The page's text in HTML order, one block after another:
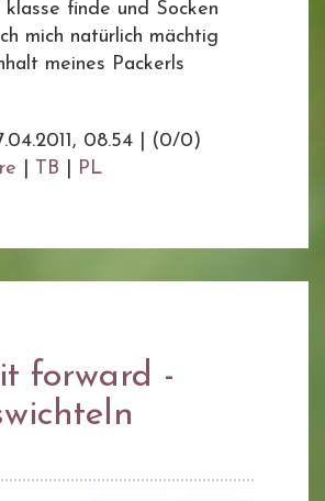
klasse finde und Socken
mich natürlich mächtig
meines Packerls
08.54
(0/0)
TB PL
forward -